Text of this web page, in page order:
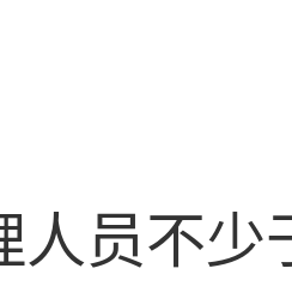
人员不少